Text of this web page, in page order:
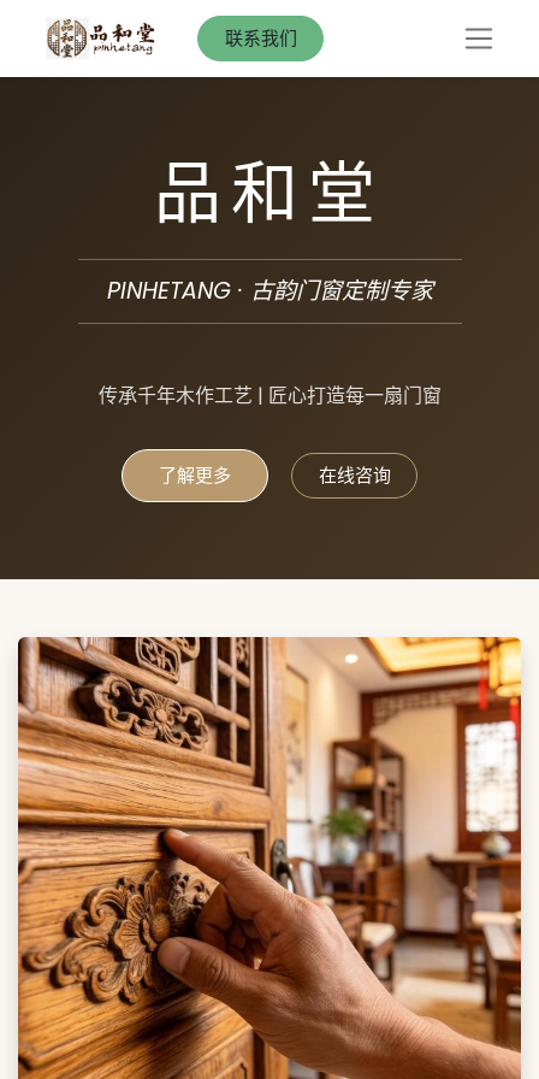
联系我们
品和堂
PINHETANG · 古韵门窗定制专家
传承千年木作工艺 | 匠心打造每一扇门窗
了解更多 在线咨询